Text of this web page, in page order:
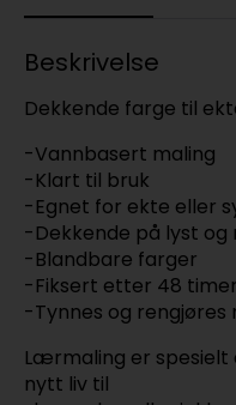
Beskrivelse
Dekkende farge til
-Vannbasert maling
-Klart til bruk
-Egnet for ekte eller
-Dekkende på lyst og
-Blandbare farger
-Fiksert etter 48 timer
-Tynnes og rengjøres
Lærmaling er spesielt
nytt liv til